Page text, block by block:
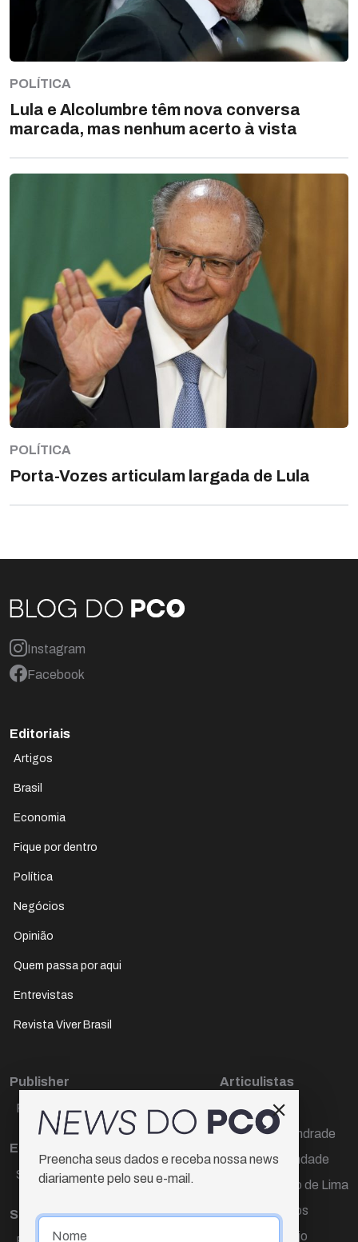
POLÍTICA
Lula e Alcolumbre têm nova conversa
marcada, mas nenhum acerto à vista
POLÍTICA
Porta-Vozes articulam largada de Lula
Instagram
Facebook
Editoriais
Artigos
Brasil
Economia
Fique por dentro
Política
Negócios
Opinião
Quem passa por aqui
Entrevistas
Revista Viver Brasil
Publisher
Paulo Cesar de Oliveira
Editora Chefe
Sueli Cotta
Sub-editora
Articulistas
Décio Freire
Dr Marcos Andrade
Hamilton Trindade
Igor Carvalho de Lima
Mario Campos
Renata Araújo
Preencha seus dados e receba nossa news
diariamente pelo seu e-mail.